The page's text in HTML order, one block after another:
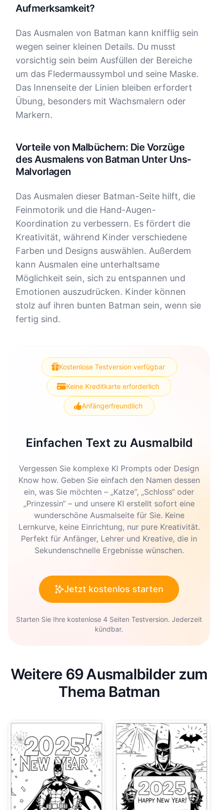
Aufmerksamkeit?
Das Ausmalen von Batman kann knifflig sein
wegen seiner kleinen Details. Du musst
vorsichtig sein beim Ausfüllen der Bereiche
um das Fledermaussymbol und seine Maske.
Das Innenseite der Linien bleiben erfordert
Übung, besonders mit Wachsmalern oder
Markern.
Vorteile von Malbüchern: Die Vorzüge
des Ausmalens von Batman Unter Uns-
Malvorlagen
Das Ausmalen dieser Batman-Seite hilft, die
Feinmotorik und die Hand-Augen-
Koordination zu verbessern. Es fördert die
Kreativität, während Kinder verschiedene
Farben und Designs auswählen. Außerdem
kann Ausmalen eine unterhaltsame
Möglichkeit sein, sich zu entspannen und
Emotionen auszudrücken. Kinder können
stolz auf ihren bunten Batman sein, wenn sie
fertig sind.
Kostenlose Testversion verfügbar
Keine Kreditkarte erforderlich
Anfängerfreundlich
Einfachen Text zu Ausmalbild
Vergessen Sie komplexe KI Prompts oder Design
Know how. Geben Sie einfach den Namen dessen
ein, was Sie möchten – „Katze“, „Schloss“ oder
„Prinzessin“ – und unsere KI erstellt sofort eine
wunderschöne Ausmalseite für Sie. Keine
Lernkurve, keine Einrichtung, nur pure Kreativität.
Perfekt für Anfänger, Lehrer und Kreative, die in
Sekundenschnelle Ergebnisse wünschen.
Jetzt kostenlos starten
Starten Sie Ihre kostenlose 4 Seiten Testversion. Jederzeit
kündbar.
Weitere 69 Ausmalbilder zum
Thema Batman